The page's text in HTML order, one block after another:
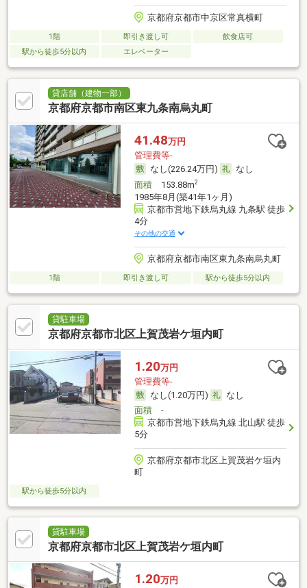
京都府京都市中京区常真横町
1階 即引き渡し可
飲食店可
駅から徒歩5分以内
エレベーター
貸店舗（建物一部）
京都府京都市南区東九条南烏丸町
41.48万円
管理費等-
なし(226.24万円)
なし
面積153.88m2
1985年8月(築41年1ヶ月)
京都市営地下鉄烏丸線 九条駅 徒歩
4分
その他の交通
京都府京都市南区東九条南烏丸町
1階 即引き渡し可 駅から徒歩5分以内
貸駐車場
京都府京都市北区上賀茂岩ケ垣内町
1.20万円
管理費等-
なし(1.20万円)
なし
面積-
京都市営地下鉄烏丸線 北山駅 徒歩
5分
京都府京都市北区上賀茂岩ケ垣内
町
駅から徒歩5分以内
貸駐車場
京都府京都市北区上賀茂岩ケ垣内町
1.20万円